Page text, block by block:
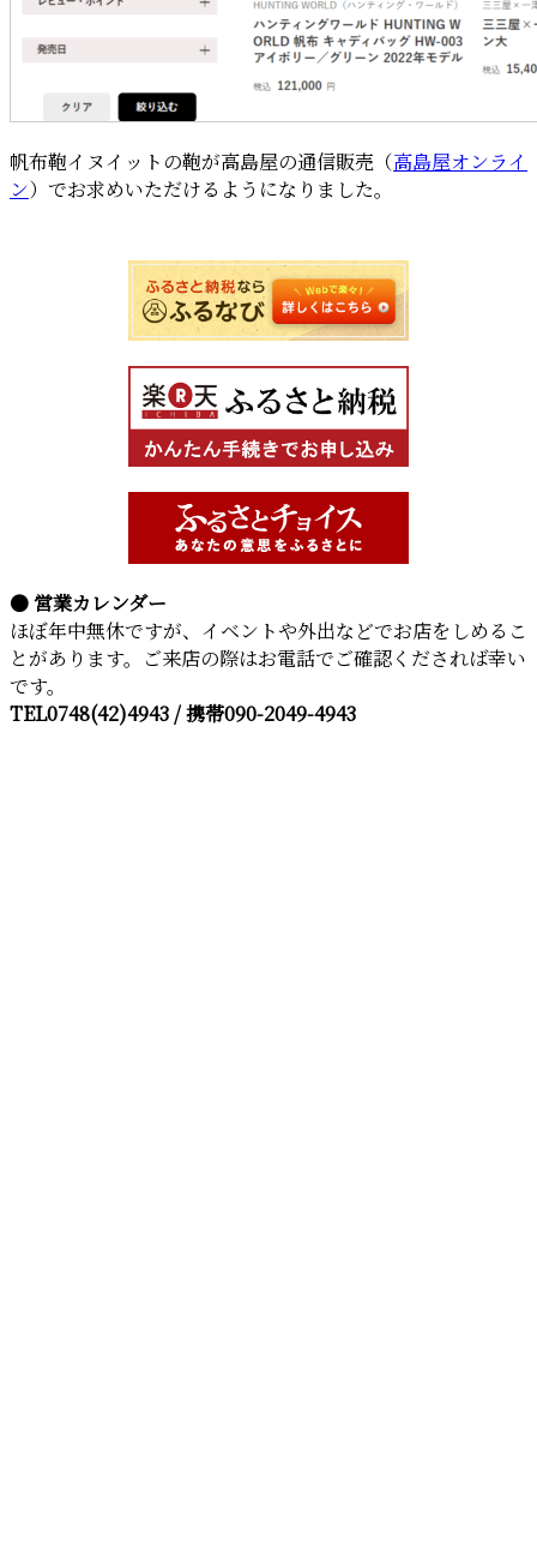
帆布鞄イヌイットの鞄が高島屋の通信販売（高島屋オンライ
ン）でお求めいただけるようになりました。
● 営業カレンダー
ほぼ年中無休ですが、イベントや外出などでお店をしめるこ
とがあります。ご来店の際はお電話でご確認くだされば幸い
です。
TEL0748(42)4943 / 携帯090-2049-4943